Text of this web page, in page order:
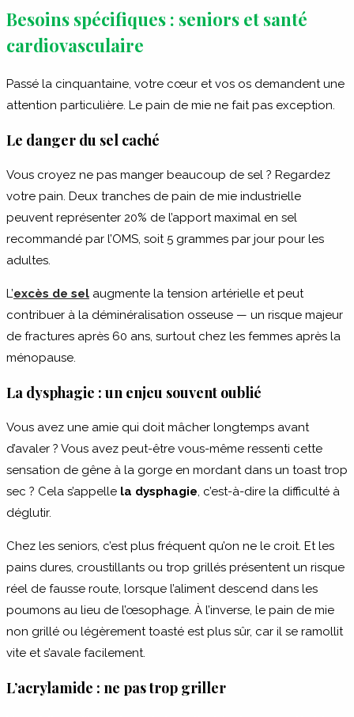
Besoins spécifiques : seniors et santé
cardiovasculaire
Passé la cinquantaine, votre cœur et vos os demandent une
attention particulière. Le pain de mie ne fait pas exception.
Le danger du sel caché
Vous croyez ne pas manger beaucoup de sel ? Regardez
votre pain. Deux tranches de pain de mie industrielle
peuvent représenter 20% de l’apport maximal en sel
recommandé par l’OMS, soit 5 grammes par jour pour les
adultes.
L’excès de sel augmente la tension artérielle et peut
contribuer à la déminéralisation osseuse — un risque majeur
de fractures après 60 ans, surtout chez les femmes après la
ménopause.
La dysphagie : un enjeu souvent oublié
Vous avez une amie qui doit mâcher longtemps avant
d’avaler ? Vous avez peut-être vous-même ressenti cette
sensation de gêne à la gorge en mordant dans un toast trop
sec ? Cela s’appelle la dysphagie, c’est-à-dire la difficulté à
déglutir.
Chez les seniors, c’est plus fréquent qu’on ne le croit. Et les
pains dures, croustillants ou trop grillés présentent un risque
réel de fausse route, lorsque l’aliment descend dans les
poumons au lieu de l’œsophage. À l’inverse, le pain de mie
non grillé ou légèrement toasté est plus sûr, car il se ramollit
vite et s’avale facilement.
L’acrylamide : ne pas trop griller